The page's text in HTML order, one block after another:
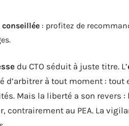
conseillée : profitez de
du CTO séduit à juste titre. L’
d’arbitrer à tout moment :
Mais la liberté a son revers :
contrairement au PEA. La